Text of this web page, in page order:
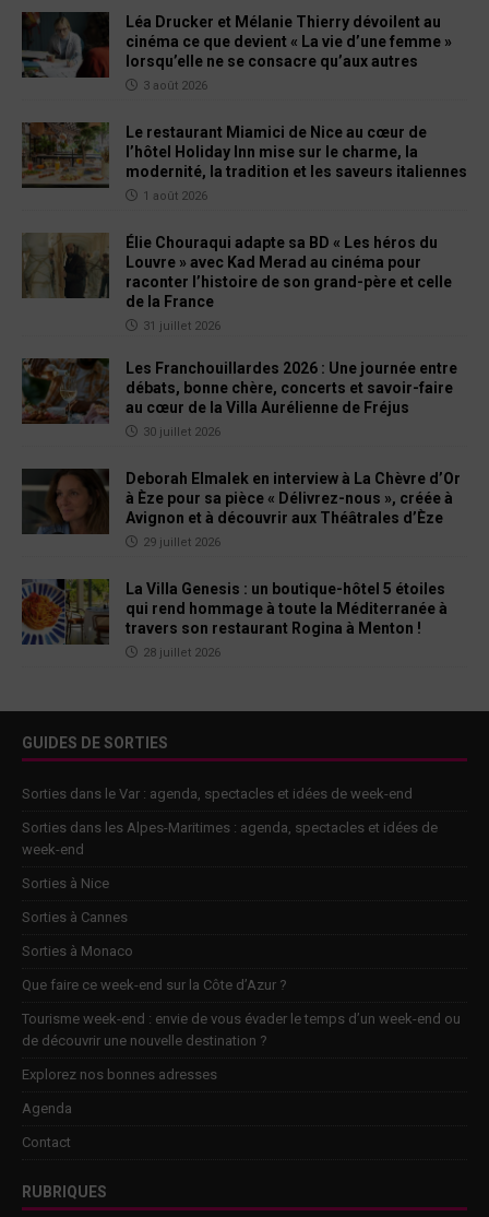
Léa Drucker et Mélanie Thierry dévoilent au
cinéma ce que devient « La vie d’une femme »
lorsqu’elle ne se consacre qu’aux autres
3 août 2026
Le restaurant Miamici de Nice au cœur de
l’hôtel Holiday Inn mise sur le charme, la
modernité, la tradition et les saveurs italiennes
1 août 2026
Élie Chouraqui adapte sa BD « Les héros du
Louvre » avec Kad Merad au cinéma pour
raconter l’histoire de son grand-père et celle
de la France
31 juillet 2026
Les Franchouillardes 2026 : Une journée entre
débats, bonne chère, concerts et savoir-faire
au cœur de la Villa Aurélienne de Fréjus
30 juillet 2026
Deborah Elmalek en interview à La Chèvre d’Or
à Èze pour sa pièce « Délivrez-nous », créée à
Avignon et à découvrir aux Théâtrales d’Èze
29 juillet 2026
La Villa Genesis : un boutique-hôtel 5 étoiles
qui rend hommage à toute la Méditerranée à
travers son restaurant Rogina à Menton !
28 juillet 2026
GUIDES DE SORTIES
Sorties dans le Var : agenda, spectacles et idées de week-end
Sorties dans les Alpes-Maritimes : agenda, spectacles et idées de
week-end
Sorties à Nice
Sorties à Cannes
Sorties à Monaco
Que faire ce week-end sur la Côte d’Azur ?
Tourisme week-end : envie de vous évader le temps d’un week-end ou
de découvrir une nouvelle destination ?
Explorez nos bonnes adresses
Agenda
Contact
RUBRIQUES